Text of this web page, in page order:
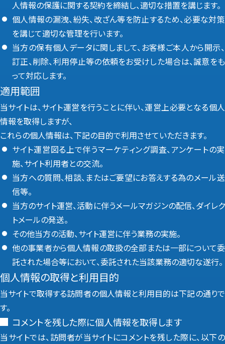
人情報の保護に関する契約を締結し、適切な措置を講じます。
個人情報の漏洩、紛失、改ざん等を防止するため、必要な対策
を講じて適切な管理を行います。
当方の保有個人データに関しまして、お客様ご本人から開示、
訂正、削除、利用停止等の依頼をお受けした場合は、誠意をも
って対応します。
適用範囲
当サイトは、サイト運営を行うことに伴い、運営上必要となる個人
情報を取得しますが、
これらの個人情報は、下記の目的で利用させていただきます。
サイト運営図る上で伴うマーケティング調査、アンケートの実
施、サイト利用者との交流。
当方への質問、相談、またはご要望にお答えする為のメール送
信等。
当方のサイト運営、活動に伴うメールマガジンの配信、ダイレク
トメールの発送。
その他当方の活動、サイト運営に伴う業務の実施。
他の事業者から個人情報の取扱の全部または一部について委
託された場合等において、委託された当該業務の適切な遂行。
個人情報の取得と利用目的
当サイトで取得する訪問者の個人情報と利用目的は下記の通りで
す。
コメントを残した際に個人情報を取得します
当サイトでは、訪問者が当サイトにコメントを残した際に、以下の